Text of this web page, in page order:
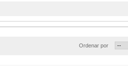
Ordenar por